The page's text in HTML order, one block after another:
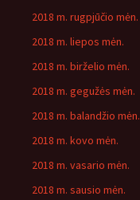
2018 m. rugpjūčio mėn.
2018 m. liepos mėn.
2018 m. birželio mėn.
2018 m. gegužės mėn.
2018 m. balandžio mėn.
2018 m. kovo mėn.
2018 m. vasario mėn.
2018 m. sausio mėn.